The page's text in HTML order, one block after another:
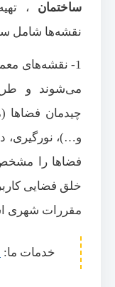
ساختمان ،
نقشه‌ها شامل
1- نقشه‌های
می‌شوند و
چیدمان فضاها
و…)، نورگیری،
فضاها را
خلق فضایی
مقررات شهری
خدمات ما: